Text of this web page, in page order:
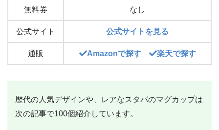
無料券 なし
公式サイト 公式サイトを見る
通販 Amazonで探す 楽天で探す
歴代の人気デザインや、レアなスタバのマグカップは
次の記事で100個紹介しています。